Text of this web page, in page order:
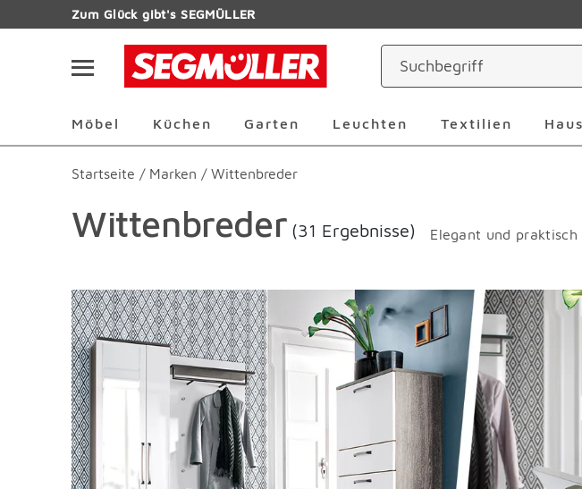
Zum HauptinhaltZum Glück gibt's SEGMÜLLER
Möbel Küchen Garten Leuchten Textilien
Startseite / Marken / Wittenbreder
Wittenbreder (31 Ergebnisse) Elegant und praktisch